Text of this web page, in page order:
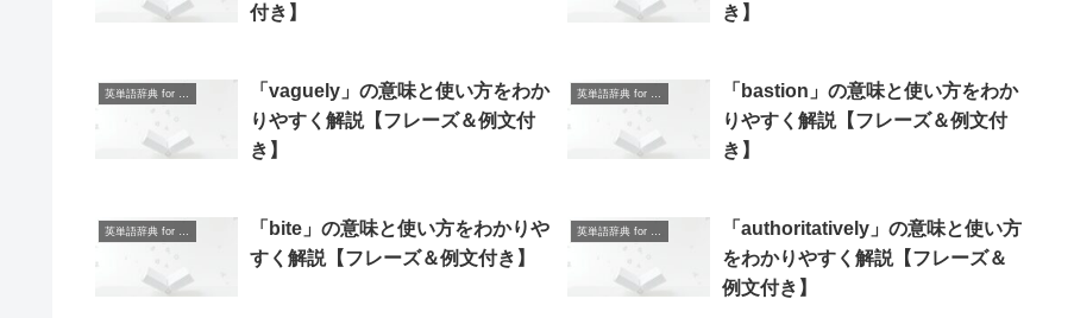
付き】
き】
英単語辞典 for Beginners
「vaguely」の意味と使い方をわか
りやすく解説【フレーズ＆例文付
き】
英単語辞典 for Beginners
「bastion」の意味と使い方をわか
りやすく解説【フレーズ＆例文付
き】
「bite」の意味と使い方をわかりや
すく解説【フレーズ＆例文付き】
「authoritatively」の意味と使い方
をわかりやすく解説【フレーズ＆
例文付き】